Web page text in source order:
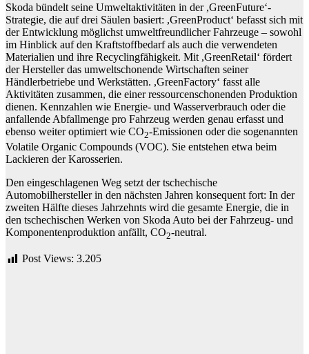
Skoda bündelt seine Umweltaktivitäten in der ,GreenFuture‘-
Strategie, die auf drei Säulen basiert: ,GreenProduct‘ befasst sich mit
der Entwicklung möglichst umweltfreundlicher Fahrzeuge – sowohl
im Hinblick auf den Kraftstoffbedarf als auch die verwendeten
Materialien und ihre Recyclingfähigkeit. Mit ,GreenRetail‘ fördert
der Hersteller das umweltschonende Wirtschaften seiner
Händlerbetriebe und Werkstätten. ,GreenFactory‘ fasst alle
Aktivitäten zusammen, die einer ressourcenschonenden Produktion
dienen. Kennzahlen wie Energie- und Wasserverbrauch oder die
anfallende Abfallmenge pro Fahrzeug werden genau erfasst und
ebenso weiter optimiert wie CO2-Emissionen oder die sogenannten
Volatile Organic Compounds (VOC). Sie entstehen etwa beim
Lackieren der Karosserien.
Den eingeschlagenen Weg setzt der tschechische
Automobilhersteller in den nächsten Jahren konsequent fort: In der
zweiten Hälfte dieses Jahrzehnts wird die gesamte Energie, die in
den tschechischen Werken von Skoda Auto bei der Fahrzeug- und
Komponentenproduktion anfällt, CO2-neutral.
Post Views: 3.205